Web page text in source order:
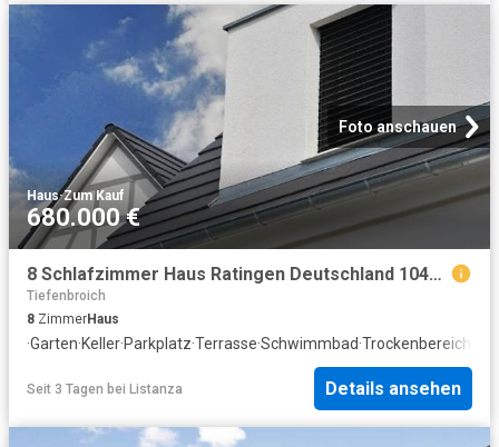
Foto anschauen
Haus·Zum Kauf
680.000 €
8 Schlafzimmer Haus Ratingen Deutschland 104799514
Tiefenbroich
8 ZimmerHaus
·Garten·Keller·Parkplatz·Terrasse·Schwimmbad·Trockenbereich
Seit 3 Tagen bei Listanza Details ansehen